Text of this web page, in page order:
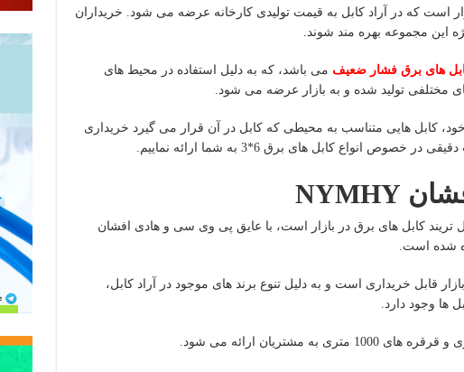
است که در آراد کابل به قیمت تولیدی کارخانه عرضه می شود. خریداران
این مجموعه بهره مند شوند.
های برق فشار ضعیف می باشد، که به دلیل استفاده در محیط های
مختلفی تولید شده و به بازار عرضه می شود.
کابل هایی متناسب به محیطی که کابل در آن قرار می گیرد خریداری
خصوص انواع کابل های برق 6*3 به شما ارائه نماییم.
NYMHY
از معمول تریند کابل های برق در بازار است، با عایق پی وی سی و هادی افشان
قابل خریداری است و به دلیل تنوع برند های موجود در آراد کابل،
ها وجود دارد.